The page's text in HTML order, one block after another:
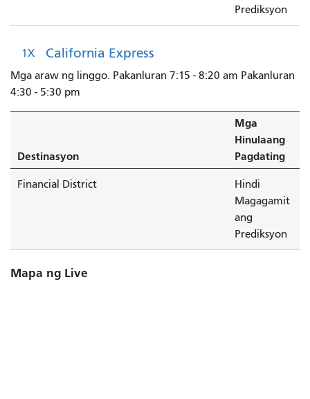
Prediksyon
1X California Express
Mga araw ng linggo. Pakanluran 7:15 - 8:20 am Pakanluran
4:30 - 5:30 pm
Destinasyon
Mga
Hinulaang
Pagdating
Financial District
Hindi
Magagamit
ang
Prediksyon
Mapa ng Live